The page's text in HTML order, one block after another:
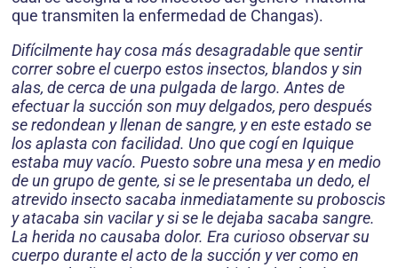
que transmiten la enfermedad de Changas).
Difícilmente hay cosa más desagradable que sentir
correr sobre el cuerpo estos insectos, blandos y sin
alas, de cerca de una pulgada de largo. Antes de
efectuar la succión son muy delgados, pero después
se redondean y llenan de sangre, y en este estado se
los aplasta con facilidad. Uno que cogí en Iquique
estaba muy vacío. Puesto sobre una mesa y en medio
de un grupo de gente, si se le presentaba un dedo, el
atrevido insecto sacaba inmediatamente su proboscis
y atacaba sin vacilar y si se le dejaba sacaba sangre.
La herida no causaba dolor. Era curioso observar su
cuerpo durante el acto de la succión y ver como en